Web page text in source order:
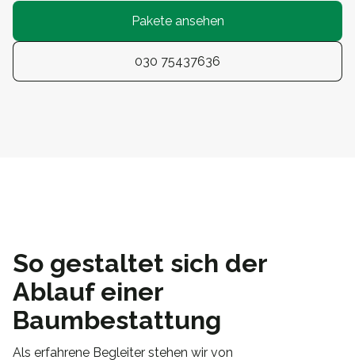
Pakete ansehen
030 75437636
So gestaltet sich der
Ablauf einer
Baumbestattung
Als erfahrene Begleiter stehen wir von